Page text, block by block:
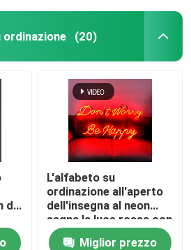
ordinazione (20)
di
L'alfabeto su
ordinazione all'aperto
dell'insegna al neon
segna la luce rossa con
lettere 12VDC
Miglior prezzo